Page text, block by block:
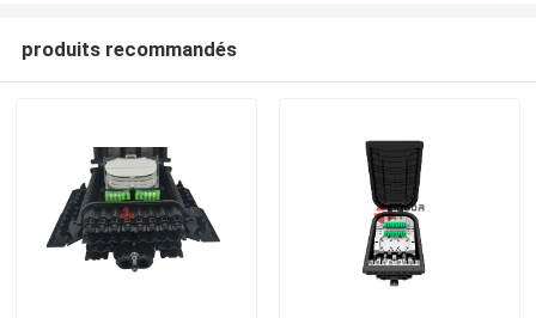
produits recommandés